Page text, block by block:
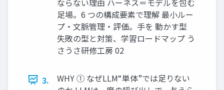
ならない理由 ハーネス＝モデルを包む
足場。6 つの構成要素で理解 最小ルー
プ・文脈管理・評価。手を 動かす型
失敗の型と対策、学習ロードマップ う
さうさ研修工房 02
3.
WHY ① なぜLLM“単体”では足りない